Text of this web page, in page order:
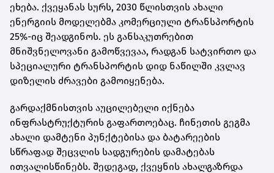
ეხება. ქვეყანას სურს, 2030 წლისთვის ახალი
ენერგიის მოდელებმა კომერციული ტრანსპორტის
25%-იც შეადგინოს. ეს განსაკუთრებით
მნიშვნელოვანი გამოწვევაა, რადგან სატვირთო და
სპეციალური ტრანსპორტის დიდ ნაწილში კვლავ
დიზელის ძრავები გამოიყენება.
გარდაქმნისთვის აუცილებელი იქნება
ინფრასტრუქტურის გაფართოებაც. ჩინეთის გეგმა
ახალი დამტენი პუნქტებისა და ბატარეების
სწრაფად შეცვლის სადგურების დამატებას
ითვალისწინებს. შედეგად, ქვეყნის ახალგაზრდა